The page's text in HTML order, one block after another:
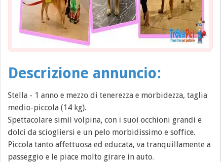
Descrizione annuncio:
Stella - 1 anno e mezzo di tenerezza e morbidezza, taglia
medio-piccola (14 kg).
Spettacolare simil volpina, con i suoi occhioni grandi e
dolci da sciogliersi e un pelo morbidissimo e soffice.
Piccola tanto affettuosa ed educata, va tranquillamente a
passeggio e le piace molto girare in auto.